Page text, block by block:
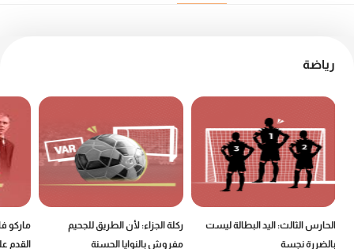
رياضة
الحارس الثالث: اليد البطالة ليست
بالضررة نجسة
ركلة الجزاء: لأن الطريق للجحيم
مفروش بالنوايا الحسنة
ماركو
القدم